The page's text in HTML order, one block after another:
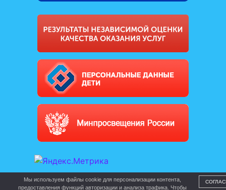
Мы используем файлы cookie для персонализации контента,
предоставления функций авторизации и анализа трафика. Чтобы